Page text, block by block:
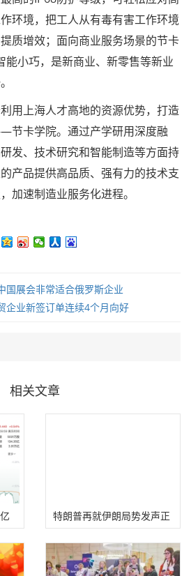
环境，把工人从有毒有害工作环境
质增效；面向商业服务场景的节卡
小巧，是新商业、新零售等新业
用上海人才高地的资源优势，打造
节卡学院。通过产学研用深度融
发、技术研究和智能制造等方面持
产品提供高品质、强有力的技术支
加速制造业服务化进程。
国展会非常适合俄罗斯企业
企业新签订单连续4个月向好
相关文章
特朗普再就伊朗局势发声正
在研究非常强